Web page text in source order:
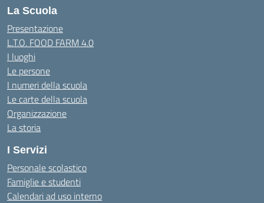
La Scuola
Presentazione
L.T.O. FOOD FARM 4.0
I luoghi
Le persone
I numeri della scuola
Le carte della scuola
Organizzazione
La storia
I Servizi
Personale scolastico
Famiglie e studenti
Calendari ad uso interno